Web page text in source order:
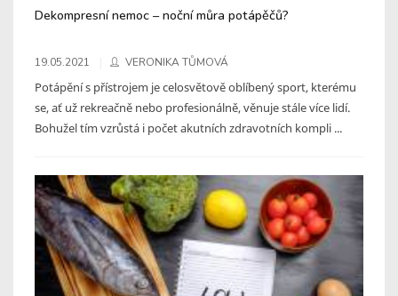
Dekompresní nemoc – noční můra potápěčů?
19.05.2021 VERONIKA TŮMOVÁ
Potápění s přístrojem je celosvětově oblíbený sport, kterému
se, ať už rekreačně nebo profesionálně, věnuje stále více lidí.
Bohužel tím vzrůstá i počet akutních zdravotních kompli ...